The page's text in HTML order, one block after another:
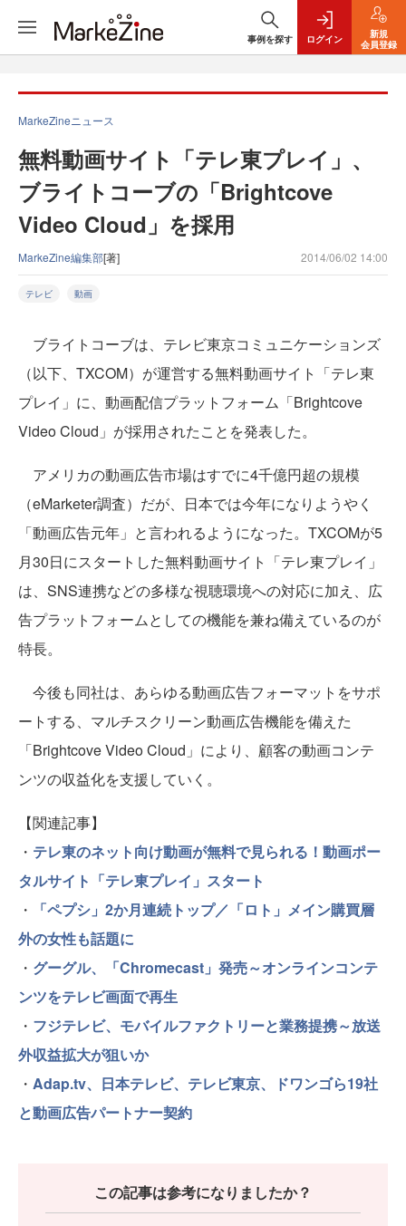
事例を探す ログイン
新規
会員登録
MarkeZineニュース
無料動画サイト「テレ東プレイ」、
ブライトコーブの「Brightcove
Video Cloud」を採用
MarkeZine編集部[著] 2014/06/02 14:00
テレビ 動画
ブライトコーブは、テレビ東京コミュニケーションズ
（以下、TXCOM）が運営する無料動画サイト「テレ東
プレイ」に、動画配信プラットフォーム「Brightcove
Video Cloud」が採用されたことを発表した。
アメリカの動画広告市場はすでに4千億円超の規模
（eMarketer調査）だが、日本では今年になりようやく
「動画広告元年」と言われるようになった。TXCOMが5
月30日にスタートした無料動画サイト「テレ東プレイ」
は、SNS連携などの多様な視聴環境への対応に加え、広
告プラットフォームとしての機能を兼ね備えているのが
特長。
今後も同社は、あらゆる動画広告フォーマットをサポ
ートする、マルチスクリーン動画広告機能を備えた
「Brightcove Video Cloud」により、顧客の動画コンテ
ンツの収益化を支援していく。
【関連記事】
・ テレ東のネット向け動画が無料で見られる！動画ポー
タルサイト「テレ東プレイ」スタート
・
「ペプシ」2か月連続トップ／「ロト」メイン購買層
外の女性も話題に
・ グーグル、「Chromecast」発売～オンラインコンテ
ンツをテレビ画面で再生
・ フジテレビ、モバイルファクトリーと業務提携～放送
外収益拡大が狙いか
・ Adap.tv、日本テレビ、テレビ東京、ドワンゴら19社
と動画広告パートナー契約
この記事は参考になりましたか？